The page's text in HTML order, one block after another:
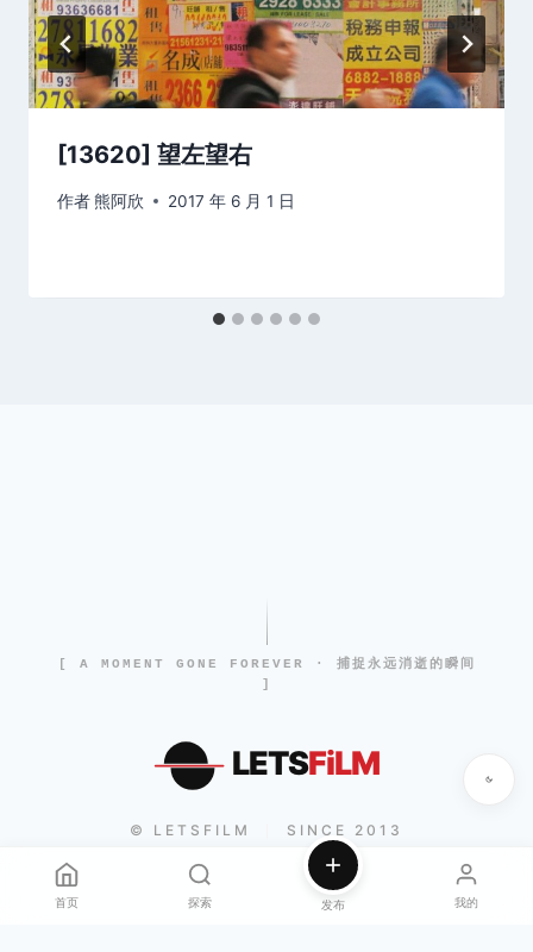
[13620] 望左望右
作者熊阿欣 2017 年 6 月 1 日
[ A MOMENT GONE FOREVER · 捕捉永远消逝的瞬间
]
LETSFiLM
© LETSFILM SINCE 2013
首页 探索 发布 我的